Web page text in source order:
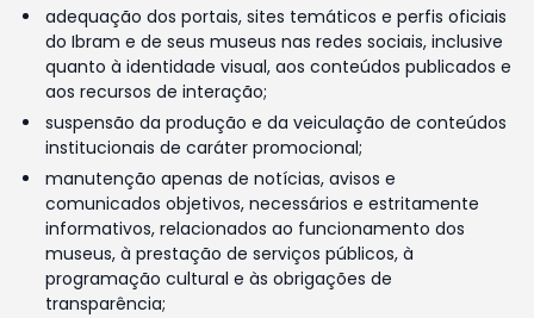
adequação dos portais, sites temáticos e perfis oficiais
do Ibram e de seus museus nas redes sociais, inclusive
quanto à identidade visual, aos conteúdos publicados e
aos recursos de interação;
suspensão da produção e da veiculação de conteúdos
institucionais de caráter promocional;
manutenção apenas de notícias, avisos e
comunicados objetivos, necessários e estritamente
informativos, relacionados ao funcionamento dos
museus, à prestação de serviços públicos, à
programação cultural e às obrigações de
transparência;